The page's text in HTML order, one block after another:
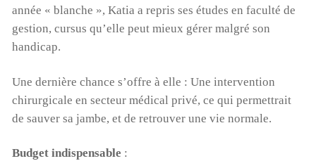
année « blanche », Katia a repris ses études en faculté de
gestion, cursus qu’elle peut mieux gérer malgré son
handicap.
Une dernière chance s’offre à elle : Une intervention
chirurgicale en secteur médical privé, ce qui permettrait
de sauver sa jambe, et de retrouver une vie normale.
Budget indispensable :